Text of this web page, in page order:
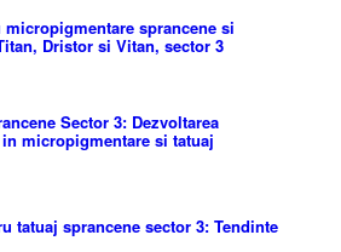
micropigmentare sprancene si
Dristor si Vitan, sector 3
Sector 3: Dezvoltarea
micropigmentare si tatuaj
tatuaj sprancene sector 3: Tendinte